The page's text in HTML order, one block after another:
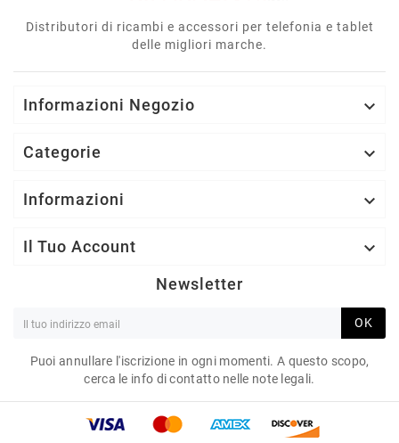
Distributori di ricambi e accessori per telefonia e tablet
delle migliori marche.
Informazioni Negozio 
Categorie 
Informazioni 
Il Tuo Account 
Newsletter
OK
Puoi annullare l'iscrizione in ogni momenti. A questo scopo,
cerca le info di contatto nelle note legali.